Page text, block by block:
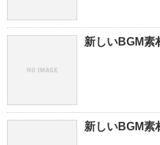
新しいBGM素
新しいBGM素